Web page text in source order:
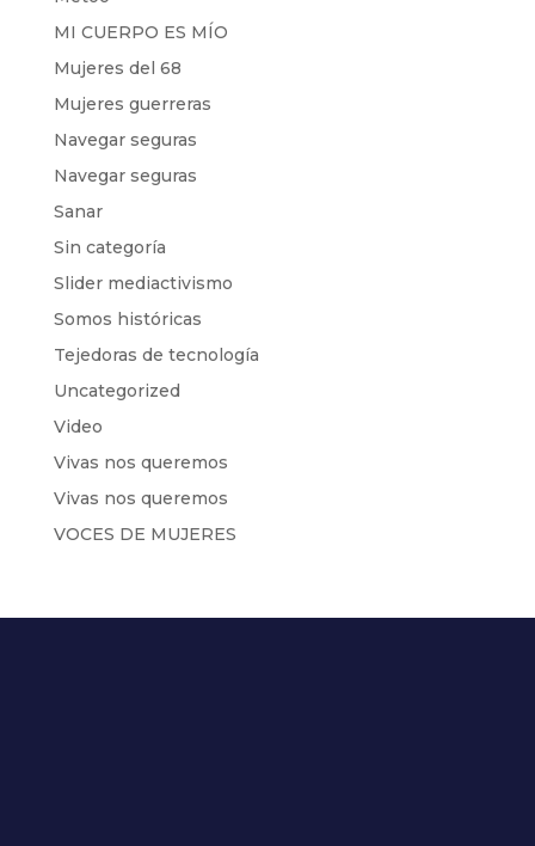
MI CUERPO ES MÍO
Mujeres del 68
Mujeres guerreras
Navegar seguras
Navegar seguras
Sanar
Sin categoría
Slider mediactivismo
Somos históricas
Tejedoras de tecnología
Uncategorized
Video
Vivas nos queremos
Vivas nos queremos
VOCES DE MUJERES